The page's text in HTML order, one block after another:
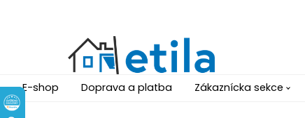
E-shop Doprava a platba Zákaznícka sekce